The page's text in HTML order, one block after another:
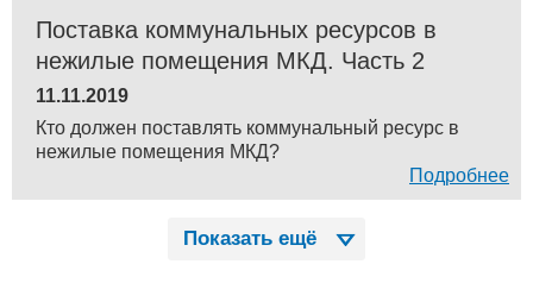
Поставка коммунальных ресурсов в
нежилые помещения МКД. Часть 2
11.11.2019
Кто должен поставлять коммунальный ресурс в
нежилые помещения МКД?
Подробнее
Показать ещё